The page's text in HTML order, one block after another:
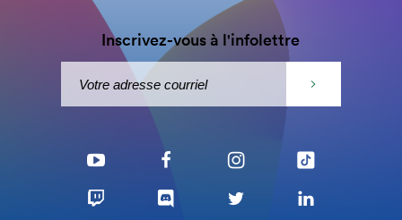
Inscrivez-vous à l'infolettre